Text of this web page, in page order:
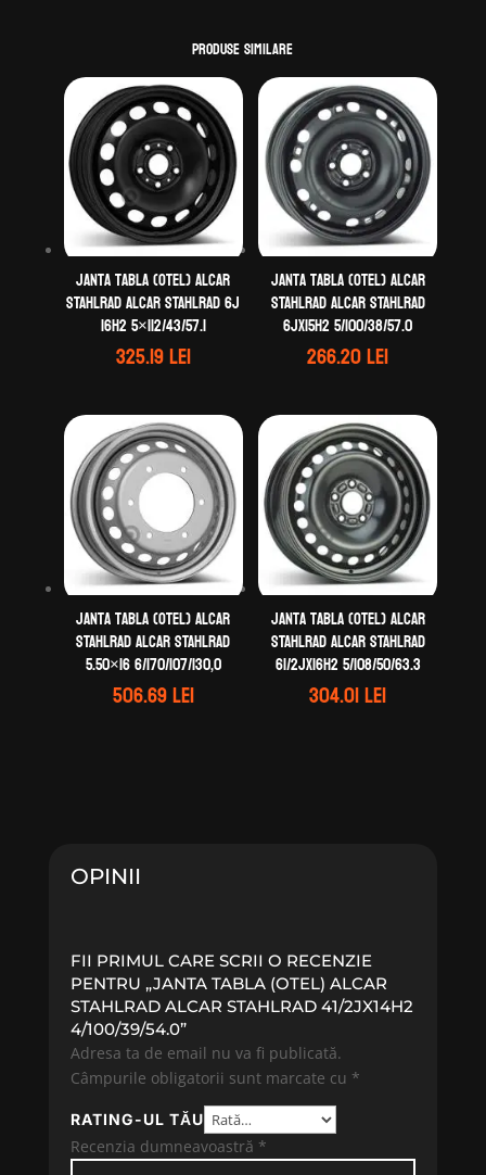
Produse similare
Janta tabla (otel) ALCAR
STAHLRAD ALCAR STAHLRAD 6J
16H2 5×112/43/57.1
325.19lei
Janta tabla (otel) ALCAR
STAHLRAD ALCAR STAHLRAD
6Jx15H2 5/100/38/57.0
266.20lei
Janta tabla (otel) ALCAR
STAHLRAD ALCAR STAHLRAD
5.50×16 6/170/107/130,0
506.69lei
Janta tabla (otel) ALCAR
STAHLRAD ALCAR STAHLRAD
61/2Jx16H2 5/108/50/63.3
304.01lei
OPINII
FII PRIMUL CARE SCRII O RECENZIE
PENTRU „JANTA TABLA (OTEL) ALCAR
STAHLRAD ALCAR STAHLRAD 41/2JX14H2
4/100/39/54.0”
Adresa ta de email nu va fi publicată.
Câmpurile obligatorii sunt marcate cu *
RATING-UL TĂU
Recenzia dumneavoastră *